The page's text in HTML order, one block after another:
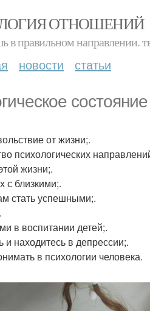
ОТНОШЕНИЙ
в правильном направлении.
новости статьи
от жизни;.
психологических
жизни;.
с близкими;.
стать успешными;.
в воспитании детей;.
находитесь в депрессии;.
в психологии человека.